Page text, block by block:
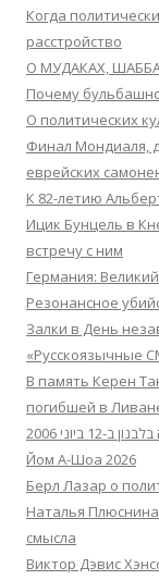
Когда
расстройство
О МУДАКАХ,
Почему
О политических
Финал Мондиаля,
еврейских
К 82-летию
Ицик Бунцель в
встречу с ним
Германия:
Резонансное
Залки в День
«Русскоязычные
В память Керен
погибшей в
2006
Йом А-Шоа 2026
Берл Лазар о
Наталья
смысла
Виктор Дэвис